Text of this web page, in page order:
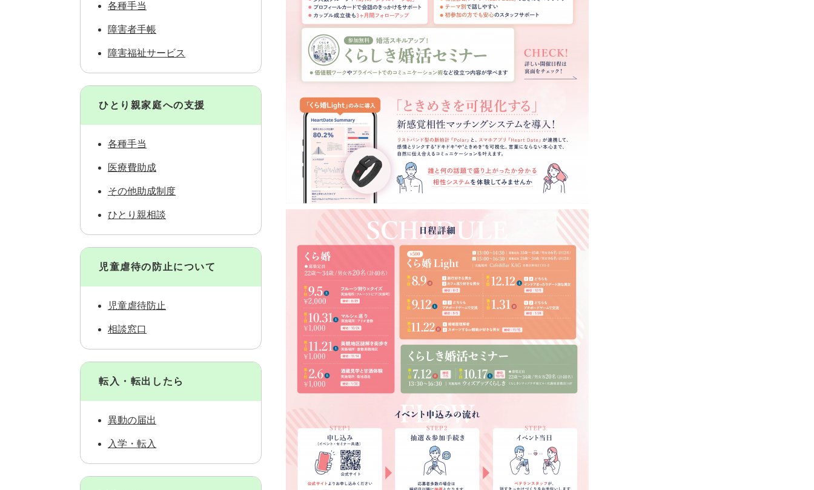
各種手当
障害者手帳
障害福祉サービス
ひとり親家庭への支援
各種手当
医療費助成
その他助成制度
ひとり親相談
児童虐待の防止について
児童虐待防止
相談窓口
転入・転出したら
異動の届出
入学・転入